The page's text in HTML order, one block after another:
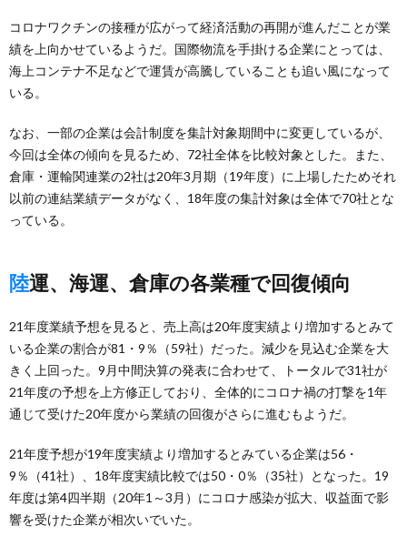
コロナワクチンの接種が広がって経済活動の再開が進んだことが業
績を上向かせているようだ。国際物流を手掛ける企業にとっては、
海上コンテナ不足などで運賃が高騰していることも追い風になって
いる。
なお、一部の企業は会計制度を集計対象期間中に変更しているが、
今回は全体の傾向を見るため、72社全体を比較対象とした。また、
倉庫・運輸関連業の2社は20年3月期（19年度）に上場したためそれ
以前の連結業績データがなく、18年度の集計対象は全体で70社とな
っている。
陸運、海運、倉庫の各業種で回復傾向
21年度業績予想を見ると、売上高は20年度実績より増加するとみて
いる企業の割合が81・9％（59社）だった。減少を見込む企業を大
きく上回った。9月中間決算の発表に合わせて、トータルで31社が
21年度の予想を上方修正しており、全体的にコロナ禍の打撃を1年
通じて受けた20年度から業績の回復がさらに進むもようだ。
21年度予想が19年度実績より増加するとみている企業は56・
9％（41社）、18年度実績比較では50・0％（35社）となった。19
年度は第4四半期（20年1～3月）にコロナ感染が拡大、収益面で影
響を受けた企業が相次いでいた。